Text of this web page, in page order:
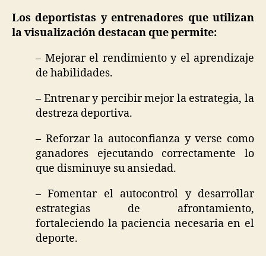
Los deportistas y entrenadores que utilizan
la visualización destacan que permite:
– Mejorar el rendimiento y el aprendizaje
de habilidades.
– Entrenar y percibir mejor la estrategia, la
destreza deportiva.
– Reforzar la autoconfianza y verse como
ganadores ejecutando correctamente lo
que disminuye su ansiedad.
– Fomentar el autocontrol y desarrollar
estrategias de afrontamiento,
fortaleciendo la paciencia necesaria en el
deporte.